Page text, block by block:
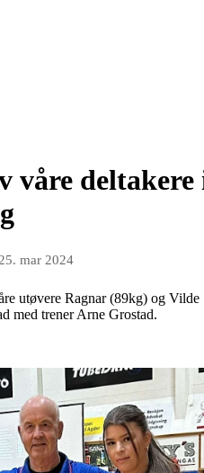
våre deltakere
25. mar 2024
utøvere Ragnar (89kg) og Vilde
med trener Arne Grostad.